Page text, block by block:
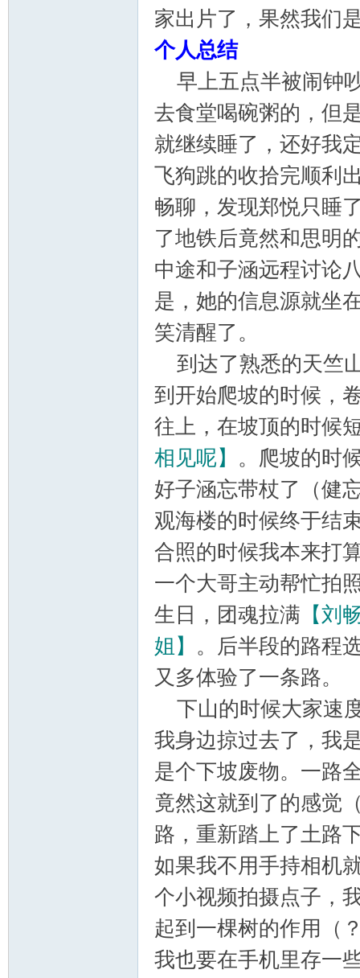
家出片了，果然我们
个人总结
早上五点半被闹钟
去食堂喝碗粥的，但
就继续睡了，还好我
飞狗跳的收拾完顺利
畅聊，发现郑悦只睡
了地铁后竟然和思明
中途和子涵远程讨论
是，她的信息源就坐
笑清醒了。
到达了熟悉的天竺
到开始爬坡的时候，
往上，在坡顶的时候
相见呢】 。爬坡的时
好子涵忘带杖了（健
观海楼的时候终于结
合照的时候我本来打
一个大哥主动帮忙拍
生日，团魂拉满 【刘
姐】 。后半段的路程
又多体验了一条路。
下山的时候大家速
我身边掠过去了，我
是个下坡废物。一路
竟然这就到了的感觉
路，重新踏上了土路
如果我不用手持相机
个小视频拍摄点子，
起到一棵树的作用（
我也要在手机里存一